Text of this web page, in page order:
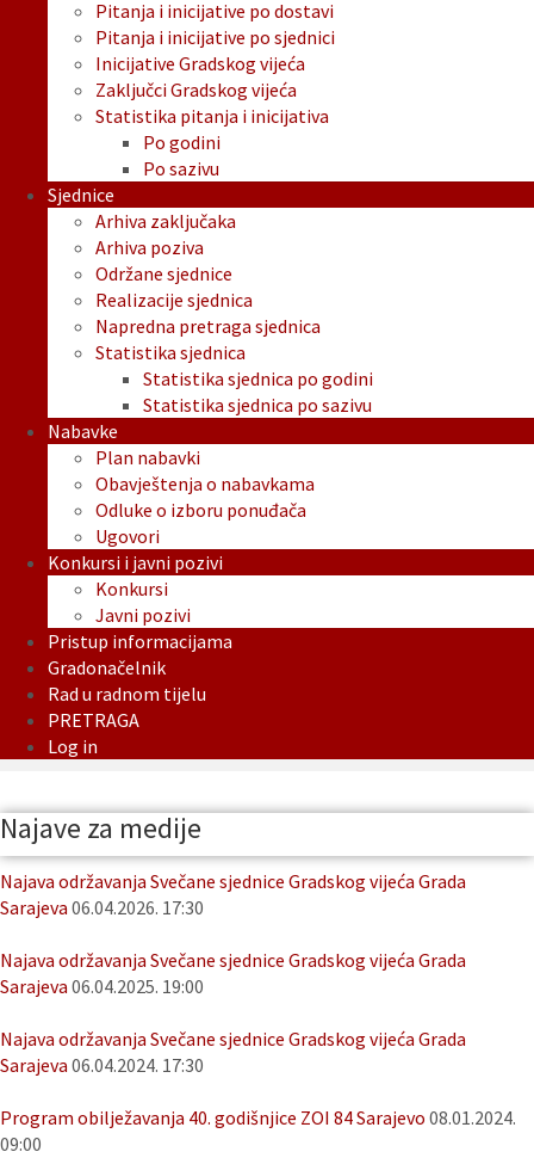
Pitanja i inicijative po dostavi
Pitanja i inicijative po sjednici
Inicijative Gradskog vijeća
Zaključci Gradskog vijeća
Statistika pitanja i inicijativa
Po godini
Po sazivu
Sjednice
Arhiva zaključaka
Arhiva poziva
Održane sjednice
Realizacije sjednica
Napredna pretraga sjednica
Statistika sjednica
Statistika sjednica po godini
Statistika sjednica po sazivu
Nabavke
Plan nabavki
Obavještenja o nabavkama
Odluke o izboru ponuđača
Ugovori
Konkursi i javni pozivi
Konkursi
Javni pozivi
Pristup informacijama
Gradonačelnik
Rad u radnom tijelu
PRETRAGA
Log in
Najave za medije
Najava održavanja Svečane sjednice Gradskog vijeća Grada
Sarajeva 06.04.2026. 17:30
Najava održavanja Svečane sjednice Gradskog vijeća Grada
Sarajeva 06.04.2025. 19:00
Najava održavanja Svečane sjednice Gradskog vijeća Grada
Sarajeva 06.04.2024. 17:30
Program obilježavanja 40. godišnjice ZOI 84 Sarajevo 08.01.2024.
09:00